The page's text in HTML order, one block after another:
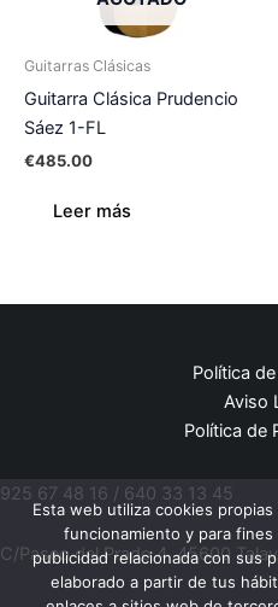
Guitarras Clásicas
Guitarra Clásica Prudencio
Sáez 1-FL
€485.00
Leer más
Política
Aviso
Política de
925 67 48 16 / 640 33 13 45
C/Paseo del Prado 4, 45600
Esta web utiliza cookies
funcionamiento y para
publicidad relacionada con sus
elaborado a partir de tus